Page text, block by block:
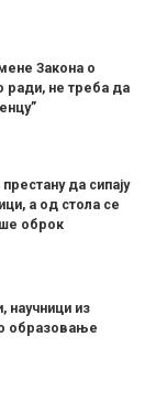
Закона о
ради, не треба да
да сипају
а од стола се
оброк
научници из
образовање